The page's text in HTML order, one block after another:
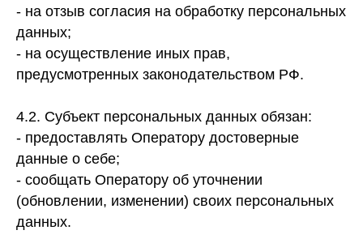
- на отзыв согласия на обработку персональных
данных;
- на осуществление иных прав,
предусмотренных законодательством РФ.
4.2. Субъект персональных данных обязан:
- предоставлять Оператору достоверные
данные о себе;
- сообщать Оператору об уточнении
(обновлении, изменении) своих персональных
данных.